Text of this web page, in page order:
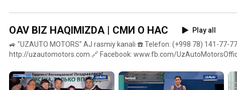
Chevrolet
Onix -
Больше чем
кажется!
привлекает
в Onix?
OAV BIZ HAQIMIZDA | СМИ О НАС
Play all
🚙 "UZAUTO MOTORS" AJ rasmiy kanali ☎️ Telefon: (+998 78) 141-77-
http://uzautomotors.com 🔗 Facebook: www.fb.com/UzAutoMotorsOfficial E-